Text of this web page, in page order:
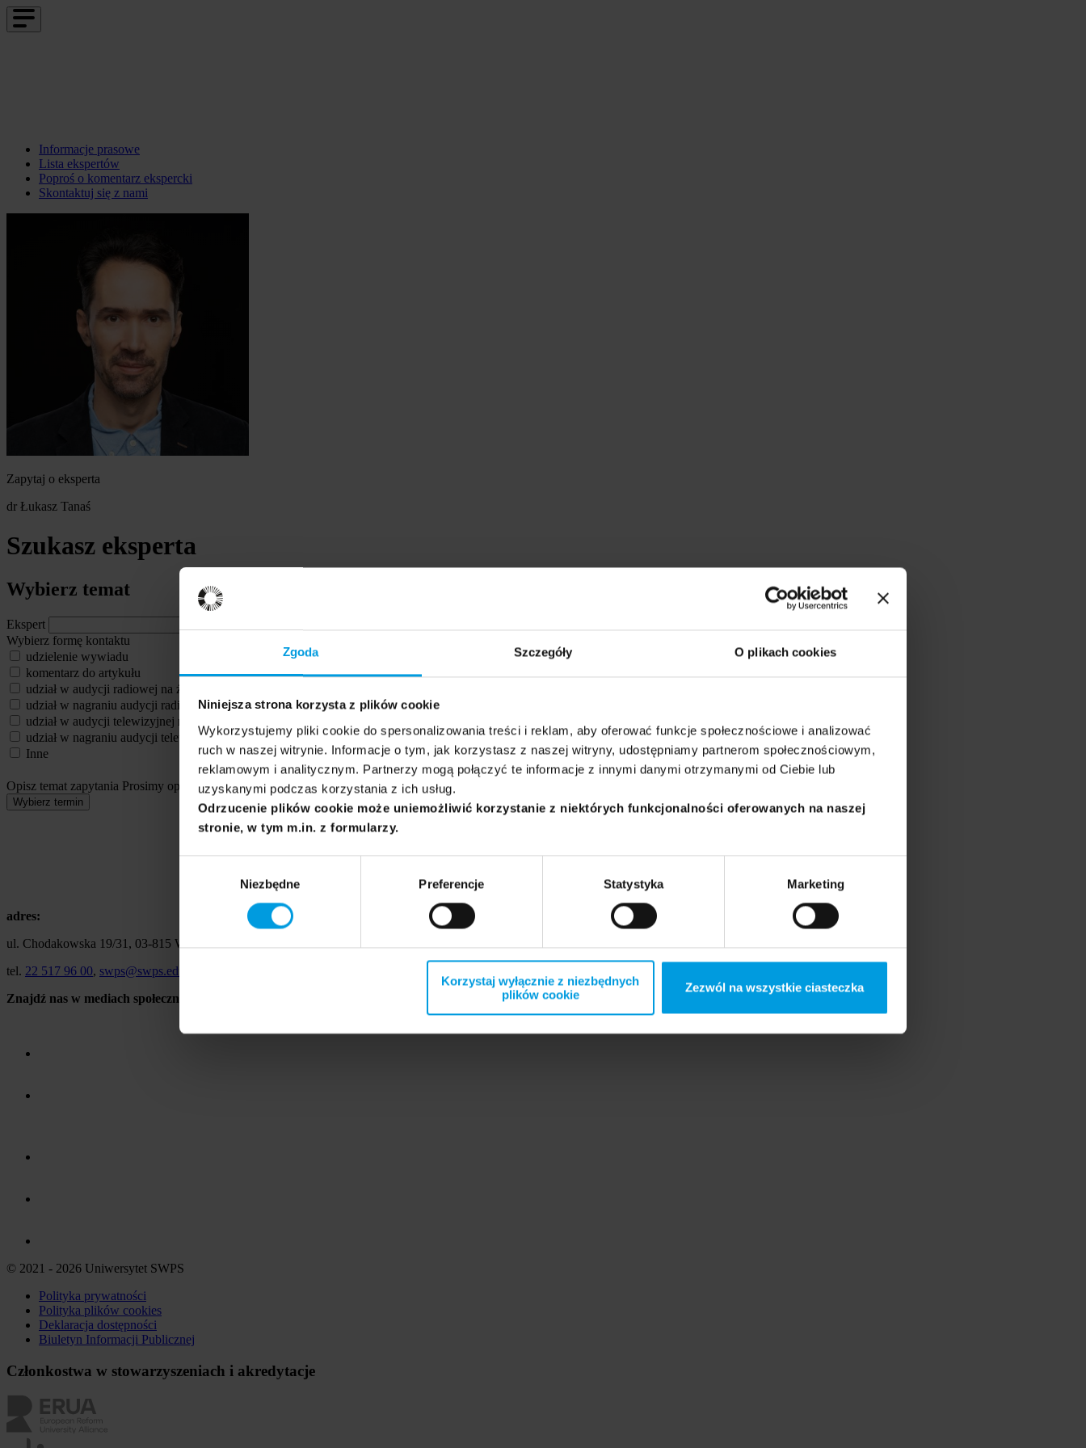
Zgoda Szczegóły O plikach cookies
Niniejsza strona korzysta z plików cookie
Wykorzystujemy pliki cookie do spersonalizowania treści i reklam, aby oferować funkcje społecznościowe i analizować
ruch w naszej witrynie. Informacje o tym, jak korzystasz z naszej witryny, udostępniamy partnerom społecznościowym,
reklamowym i analitycznym. Partnerzy mogą połączyć te informacje z innymi danymi otrzymanymi od Ciebie lub
uzyskanymi podczas korzystania z ich usług.
Odrzucenie plików cookie może uniemożliwić korzystanie z niektórych funkcjonalności oferowanych na naszej
stronie, w tym m.in. z formularzy.
Niezbędne Preferencje Statystyka Marketing
Korzystaj wyłącznie z niezbędnych
plików cookie
Zezwól na wszystkie ciasteczka
Informacje prasowe
Lista ekspertów
Poproś o komentarz ekspercki
Skontaktuj się z nami
Zapytaj o eksperta
dr Łukasz Tanaś
Szukasz eksperta
Wybierz temat
Ekspert
Wybierz formę kontaktu
udzielenie wywiadu
komentarz do artykułu
udział w audycji radiowej na żywo
udział w nagraniu audycji radiowej
udział w audycji telewizyjnej na żywo
udział w nagraniu audycji telewizyjnej
Inne
Opisz temat zapytania Prosimy opisać problem, zjawisko czy wydarzenie, które będą przedmiotem komentarza eksperta:
Wybierz termin
adres:
ul. Chodakowska 19/31, 03-815 Warszawa
tel. 22 517 96 00, swps@swps.edu.pl
Znajdź nas w mediach społecznościowych:
© 2021 - 2026 Uniwersytet SWPS
Polityka prywatności
Polityka plików cookies
Deklaracja dostępności
Biuletyn Informacji Publicznej
Członkostwa w stowarzyszeniach i akredytacje